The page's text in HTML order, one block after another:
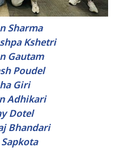
Sharma
Kshetri
Gautam
Poudel
Giri
Adhikari
Dotel
Bhandari